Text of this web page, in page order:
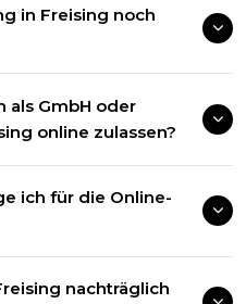
in Freising noch
als GmbH oder
online zulassen?
ich für die Online-
nachträglich